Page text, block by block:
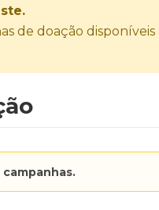
de doação disponíveis